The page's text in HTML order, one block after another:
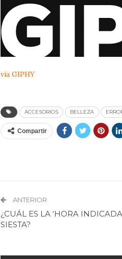
via GIPHY
ACCESORIOS BELLEZA
Compartir
ANTERIOR
¿CUÁL ES LA ‘HORA
SIESTA?